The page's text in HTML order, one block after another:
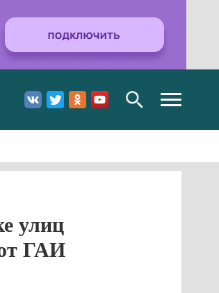
Toggle
navigation
улиц
ГАИ